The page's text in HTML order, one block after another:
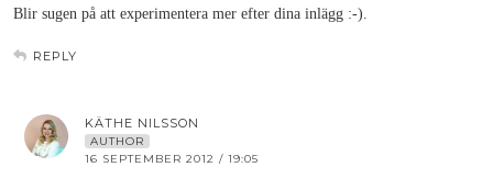
Blir sugen på att experimentera mer efter dina inlägg :-).
REPLY
KÄTHE NILSSON
AUTHOR
16 SEPTEMBER 2012 / 19:05